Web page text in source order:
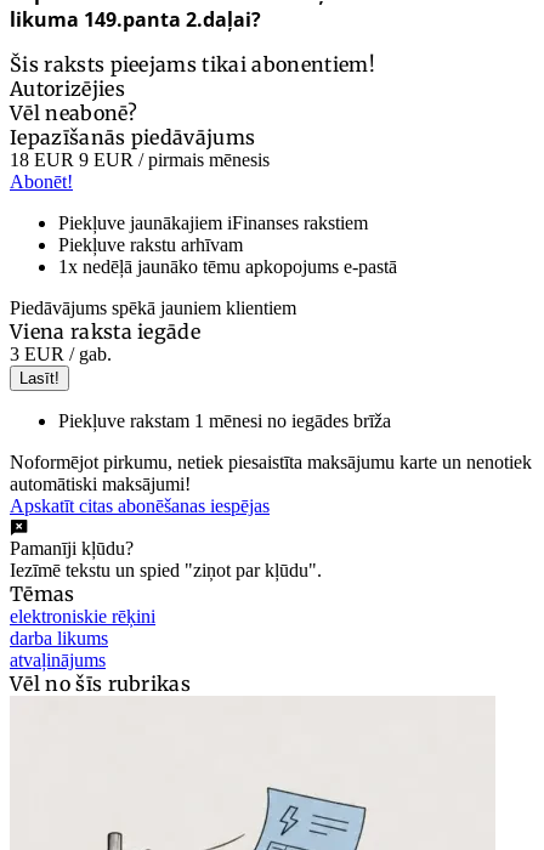
likuma 149.panta 2.daļai?
Šis raksts pieejams tikai abonentiem!
Autorizējies
Vēl neabonē?
Iepazīšanās piedāvājums
18 EUR 9 EUR / pirmais mēnesis
Abonēt!
Piekļuve jaunākajiem iFinanses rakstiem
Piekļuve rakstu arhīvam
1x nedēļā jaunāko tēmu apkopojums e-pastā
Piedāvājums spēkā jauniem klientiem
Viena raksta iegāde
3 EUR / gab.
Lasīt!
Piekļuve rakstam 1 mēnesi no iegādes brīža
Noformējot pirkumu, netiek piesaistīta maksājumu karte un nenotiek
automātiski maksājumi!
Apskatīt citas abonēšanas iespējas
Pamanīji kļūdu?
Iezīmē tekstu un spied "ziņot par kļūdu".
Tēmas
elektroniskie rēķini
darba likums
atvaļinājums
Vēl no šīs rubrikas